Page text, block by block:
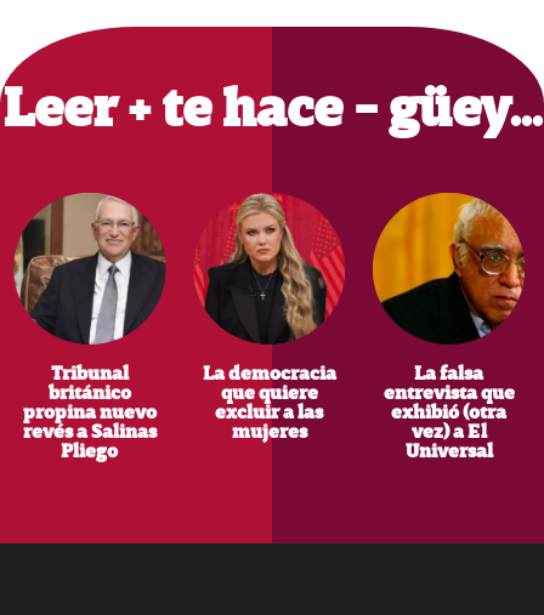
Primary
Sidebar
Leer + te hace - güey…
Tribunal
británico
propina nuevo
revés a Salinas
Pliego
La democracia
que quiere
excluir a las
mujeres
La falsa
entrevista que
exhibió (otra
vez) a El
Universal